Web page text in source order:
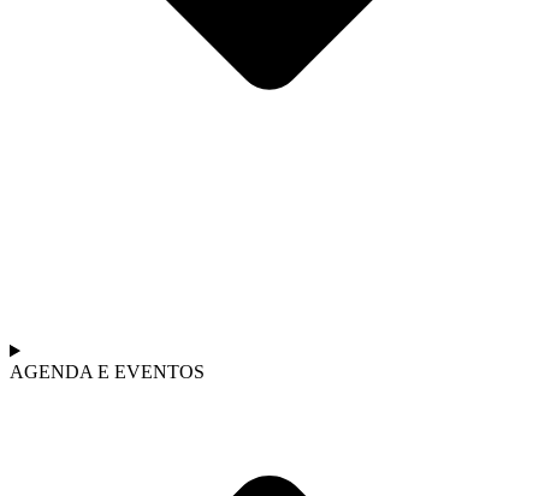
AGENDA E EVENTOS